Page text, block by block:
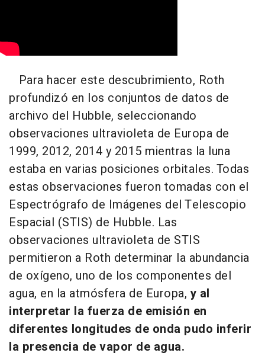
Para hacer este descubrimiento, Roth
profundizó en los conjuntos de datos de
archivo del Hubble, seleccionando
observaciones ultravioleta de Europa de
1999, 2012, 2014 y 2015 mientras la luna
estaba en varias posiciones orbitales. Todas
estas observaciones fueron tomadas con el
Espectrógrafo de Imágenes del Telescopio
Espacial (STIS) de Hubble. Las
observaciones ultravioleta de STIS
permitieron a Roth determinar la abundancia
de oxígeno, uno de los componentes del
agua, en la atmósfera de Europa, y al
interpretar la fuerza de emisión en
diferentes longitudes de onda pudo inferir
la presencia de vapor de agua.